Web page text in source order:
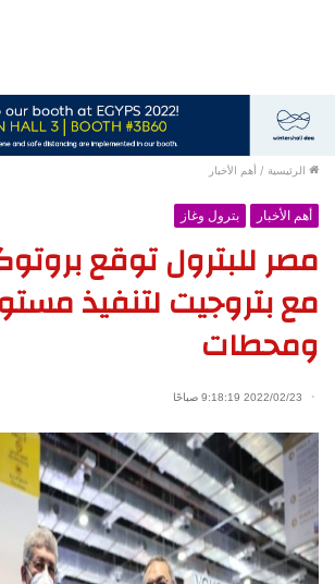
الرئيسية / أهم الأخبار
أهم الأخبار بترول وغاز
مصر للبترول توقع
مع بتروجيت لتنفيذ
ومحطات
2022/02/23 9:18:19 صباحًا